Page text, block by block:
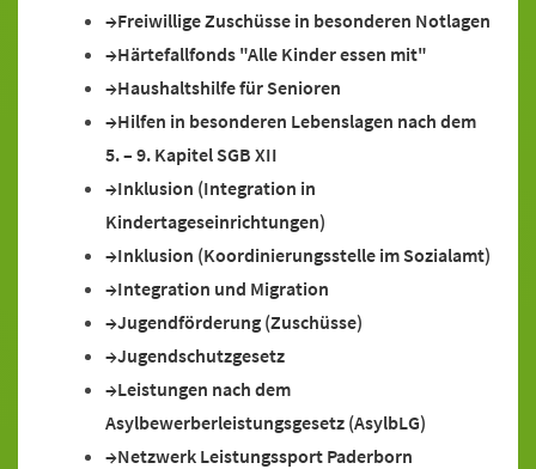
Freiwillige Zuschüsse in besonderen Notlagen
Härtefallfonds "Alle Kinder essen mit"
Haushaltshilfe für Senioren
Hilfen in besonderen Lebenslagen nach dem
5. – 9. Kapitel SGB XII
Inklusion (Integration in
Kindertageseinrichtungen)
Inklusion (Koordinierungsstelle im Sozialamt)
Integration und Migration
Jugendförderung (Zuschüsse)
Jugendschutzgesetz
Leistungen nach dem
Asylbewerberleistungsgesetz (AsylbLG)
Netzwerk Leistungssport Paderborn